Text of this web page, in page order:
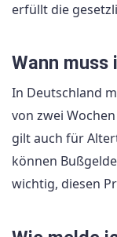
erfüllt die
Wann muss
In Deutschland
von zwei
gilt auch für
können
wichtig, diesen